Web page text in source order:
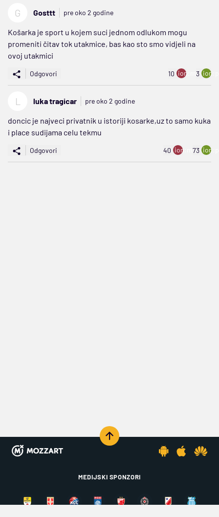
G Gosttt pre oko 2 godine
Košarka je sport u kojem suci jednom odlukom mogu
promeniti čitav tok utakmice, bas kao sto smo vidjeli na
ovoj utakmici
Odgovori 10 ion:minus
3
L luka tragicar pre oko 2 godine
doncic je najveci privatnik u istoriji kosarke,uz to samo kuka
i place sudijama celu tekmu
Odgovori 40 ion:minus
73
MEDIJSKI SPONZORI